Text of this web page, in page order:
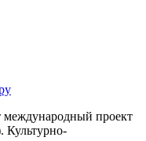
международный проект
Культурно-